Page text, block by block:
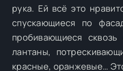
рука. Ей всё это
спускающиеся по
пробивающиеся
лантаны,
красные, оранжевые…